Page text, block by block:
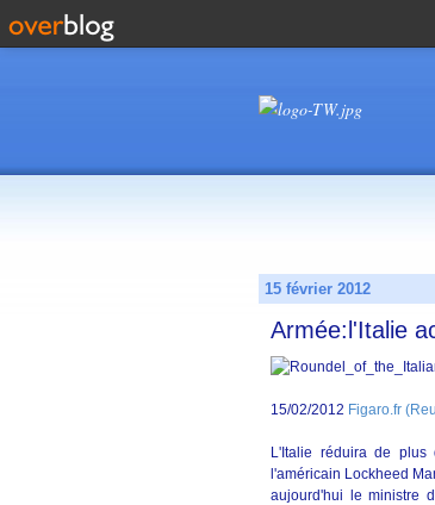
15 février 2012
Armée:l'Italie
15/02/2012 Figaro.fr
L'Italie réduira de
l'américain Lockheed
aujourd'hui le ministre